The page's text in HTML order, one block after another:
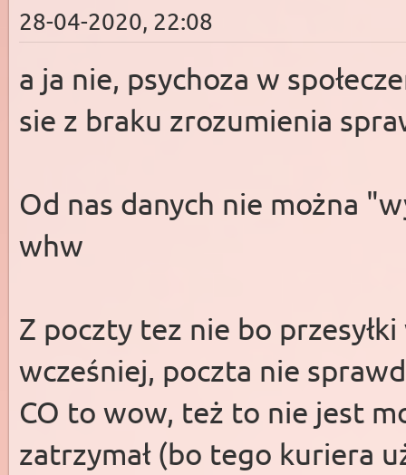
28-04-2020, 22:08
a ja nie, psychoza w
sie z braku zrozumienia
Od nas danych nie można
whw
Z poczty tez nie bo
wcześniej, poczta nie
CO to wow, też to nie jest
zatrzymał (bo tego kuriera